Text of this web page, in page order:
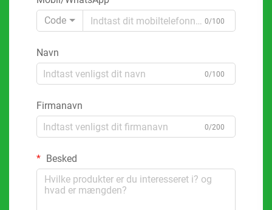
Code
0/100
Navn
0/100
Firmanavn
0/200
Besked